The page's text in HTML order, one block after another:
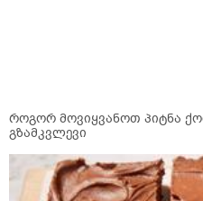
როგორ მოვიყვანოთ პიტნა
გზამკვლევი